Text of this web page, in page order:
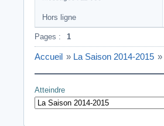
Hors ligne
Pages : 1
Accueil » La Saison 2014-2015 »
Atteindre